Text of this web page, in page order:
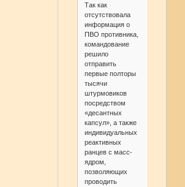
Так как
отсутствовала
информация о
ПВО противника,
командование
решило
отправить
первые полторы
тысячи
штурмовиков
посредством
«десантных
капсул», а также
индивидуальных
реактивных
ранцев с масс-
ядром,
позволяющих
проводить